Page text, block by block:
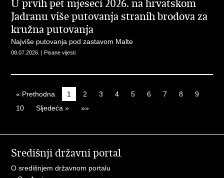
U prvih pet mjeseci 2026. na hrvatskom
Jadranu više putovanja stranih brodova za
kružna putovanja
Najviše putovanja pod zastavom Malte
08.07.2026. | Pisane vijesti
« Prethodna 1 2 3 4 5 6 7 8
9
10
Sljedeća » »»
Središnji državni portal
O središnjem državnom portalu